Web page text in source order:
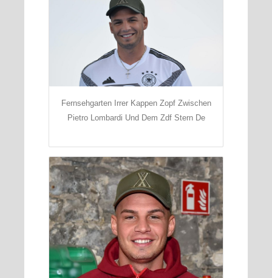
Fernsehgarten Irrer Kappen Zopf Zwischen
Pietro Lombardi Und Dem Zdf Stern De